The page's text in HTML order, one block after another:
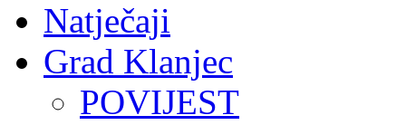
Natječaji
Grad Klanjec
POVIJEST